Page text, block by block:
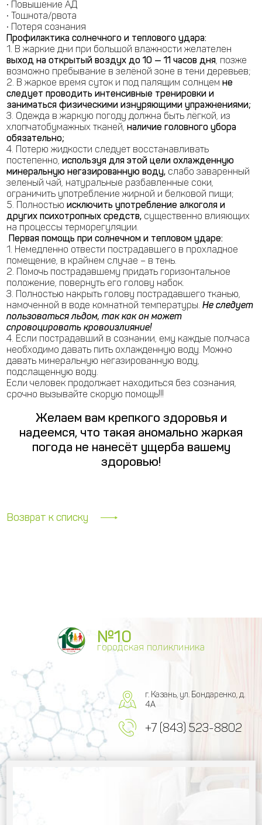
• Повышение АД
• Тошнота/рвота
• Потеря сознания
Профилактика солнечного и теплового удара:
1. В жаркие дни при большой влажности желателен
выход на открытый воздух до 10 — 11 часов дня, позже
возможно пребывание в зелёной зоне в тени деревьев;
2. В жаркое время суток и под палящим солнцем не
следует проводить интенсивные тренировки и
заниматься физическими изнуряющими упражнениями;
3. Одежда в жаркую погоду должна быть лёгкой, из
хлопчатобумажных тканей, наличие головного убора
обязательно;
4. Потерю жидкости следует восстанавливать
постепенно, используя для этой цели охлажденную
минеральную негазированную воду, слабо заваренный
зеленый чай, натуральные разбавленные соки,
ограничить употребление жирной и белковой пищи;
5. Полностью исключить употребление алкоголя и
других психотропных средств, существенно влияющих
на процессы терморегуляции.
Первая помощь при солнечном и тепловом ударе:
1. Немедленно отвести пострадавшего в прохладное
помещение, в крайнем случае – в тень.
2. Помочь пострадавшему придать горизонтальное
положение, повернуть его голову набок.
3. Полностью накрыть голову пострадавшего тканью,
намоченной в воде комнатной температуры. Не следует
пользоваться льдом, так как он может
спровоцировать кровоизлияние!
4. Если пострадавший в сознании, ему каждые полчаса
необходимо давать пить охлажденную воду. Можно
давать минеральную негазированную воду,
подслащенную воду.
Если человек продолжает находиться без сознания,
срочно вызывайте скорую помощь!!!
Желаем вам крепкого здоровья и
надеемся, что такая аномально жаркая
погода не нанесёт ущерба вашему
здоровью!
Возврат к списку
№10
городская поликлиника
г. Казань, ул. Бондаренко, д.
4А
+7 (843) 523-8802